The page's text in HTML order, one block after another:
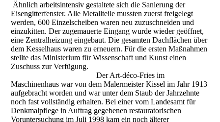
Ähnlich arbeitsintensiv gestaltete sich die Sanierung der
Eisengitterfenster. Alle Metallteile mussten zuerst freigelegt
werden, 600 Einzelscheiben waren neu zuzuschneiden und
einzukitten. Der zugemauerte Eingang wurde wieder geöffnet,
eine Zentralheizung eingebaut. Die gesamten Dachflächen über
dem Kesselhaus waren zu erneuern. Für die ersten Maßnahmen
stellte das Ministerium für Wissenschaft und Kunst einen
Zuschuss zur Verfügung.
Der Art-déco-Fries im
Maschinenhaus war von dem Malermeister Kissel im Jahr 1913
aufgebracht worden und war unter dem Staub der Jahrzehnte
noch fast vollständig erhalten. Bei einer vom Landesamt für
Denkmalpflege in Auftrag gegebenen restauratorischen
Voruntersuchung im Juli 1998 kam ein noch älterer